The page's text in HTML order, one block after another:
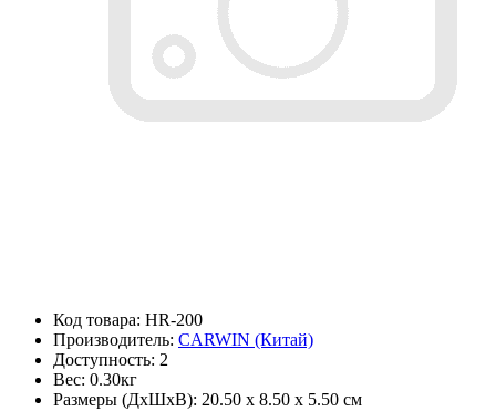
Код товара: HR-200
Производитель: CARWIN (Китай)
Доступность: 2
Вес: 0.30кг
Размеры (ДxШxВ): 20.50 x 8.50 x 5.50 см